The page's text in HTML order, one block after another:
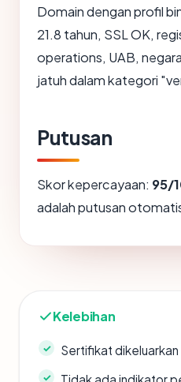
Domain dengan profil
21.8 tahun, SSL OK,
operations, UAB,
jatuh dalam kategori
Putusan
Skor kepercayaan: 95/
adalah putusan
Kelebihan
Sertifikat